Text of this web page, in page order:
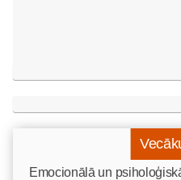
Emocionālā un